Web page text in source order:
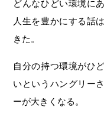
どんなひどい環境に
人生を豊かにする話
きた。
自分の持つ環境がひ
いというハングリー
ーが大きくなる。